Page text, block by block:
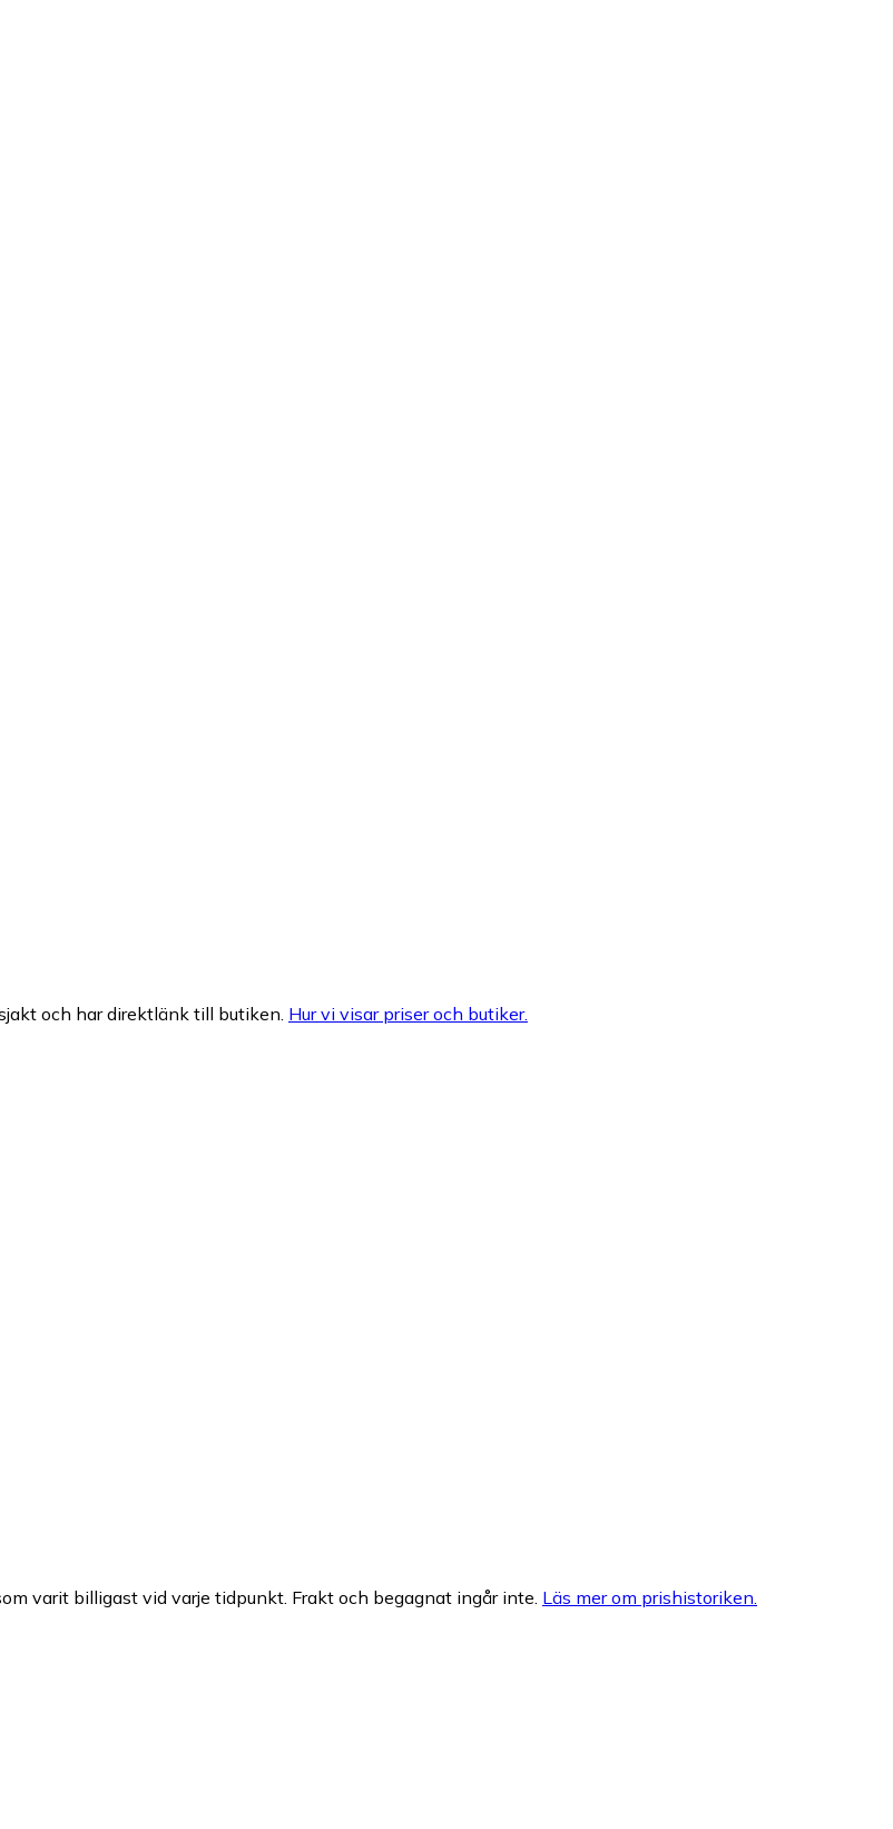
och har direktlänk till butiken. Hur vi visar priser och butiker.
varit billigast vid varje tidpunkt. Frakt och begagnat ingår inte. Läs mer om prishistoriken.